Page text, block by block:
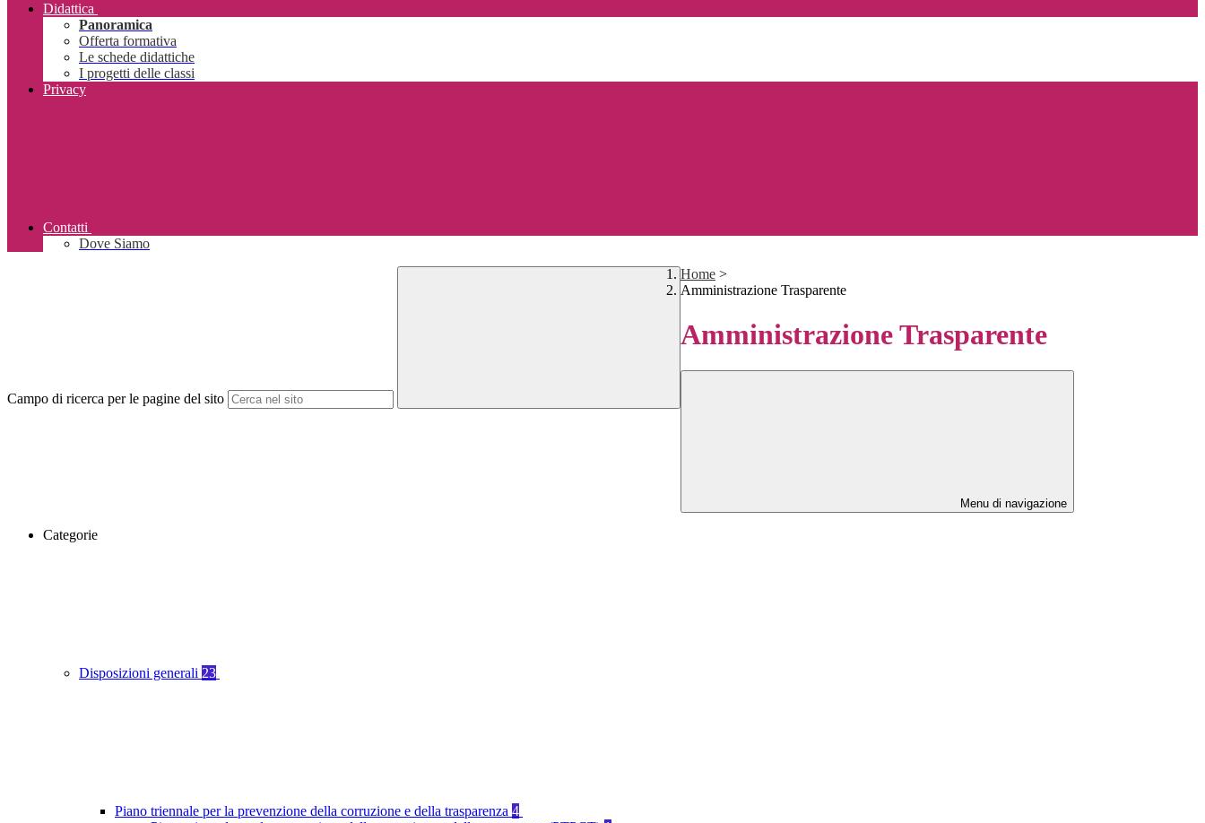
Didattica
Panoramica
Offerta formativa
Le schede didattiche
I progetti delle classi
Privacy
Contatti
Dove Siamo
Campo di ricerca per le pagine del sito
Home >
Amministrazione Trasparente
Amministrazione Trasparente
Menu di navigazione
Categorie
Disposizioni generali 23
Piano triennale per la prevenzione della corruzione e della trasparenza 4